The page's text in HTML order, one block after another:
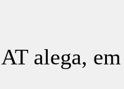
alega,